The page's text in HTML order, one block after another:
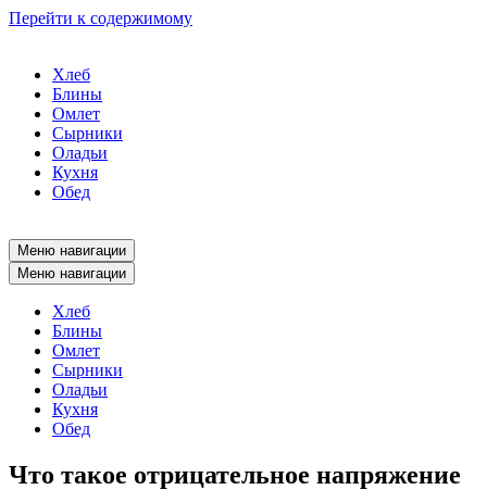
Перейти к содержимому
Хлеб
Блины
Омлет
Сырники
Оладьи
Кухня
Обед
Меню навигации
Меню навигации
Хлеб
Блины
Омлет
Сырники
Оладьи
Кухня
Обед
Что такое отрицательное напряжение